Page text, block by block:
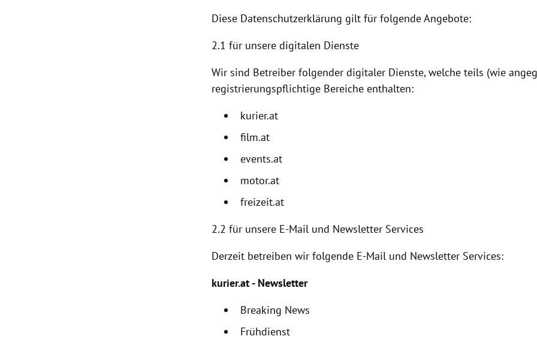
Diese Datenschutzerklärung gilt für folgende Angebote:
2.1 für unsere digitalen Dienste
Wir sind Betreiber folgender digitaler Dienste, welche teils (wie
registrierungspflichtige Bereiche enthalten:
kurier.at
film.at
events.at
motor.at
freizeit.at
2.2für unsere E-Mail und Newsletter Services
Derzeit betreiben wir folgende E-Mail und Newsletter Services:
kurier.at - Newsletter
Breaking News
Frühdienst